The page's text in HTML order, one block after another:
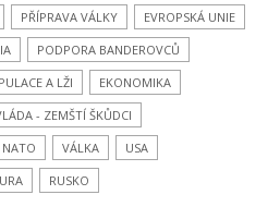
PŘÍPRAVA VÁLKY
EVROPSKÁ UNIE
PODPORA BANDEROVCŮ
A LŽI
EKONOMIKA
- ZEMŠTÍ ŠKŮDCI
NATO VÁLKA
USA
RUSKO